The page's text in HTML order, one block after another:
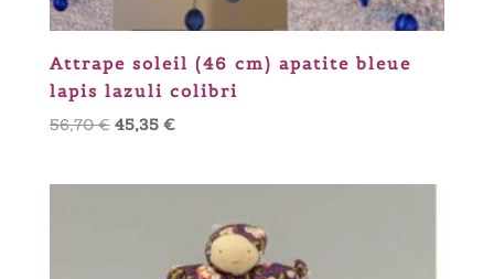
Attrape soleil (46 cm) apatite bleue
lapis lazuli colibri
56,70€ Le
45,35 €Le
45,35 €.